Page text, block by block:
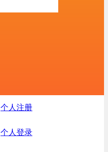
个人注册
个人登录